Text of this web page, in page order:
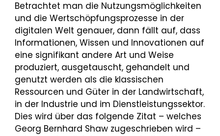
Betrachtet man die Nutzungsmöglichkeiten
und die Wertschöpfungsprozesse in der
digitalen Welt genauer, dann fällt auf, dass
Informationen, Wissen und Innovationen auf
eine signifikant andere Art und Weise
produziert, ausgetauscht, gehandelt und
genutzt werden als die klassischen
Ressourcen und Güter in der Landwirtschaft,
in der Industrie und im Dienstleistungssektor.
Dies wird über das folgende Zitat – welches
Georg Bernhard Shaw zugeschrieben wird –